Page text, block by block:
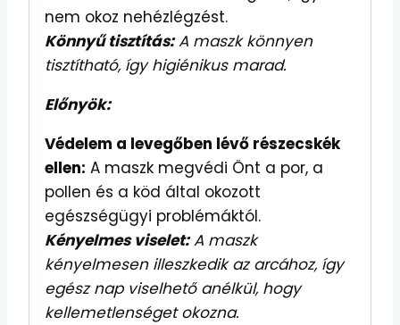
nem okoz nehézlégzést.
Könnyű tisztítás:A maszk könnyen
tisztítható, így higiénikus marad.
Előnyök:
Védelem a levegőben lévő részecskék
ellen: A maszk megvédi Önt a por, a
pollen és a köd által okozott
egészségügyi problémáktól.
Kényelmes viselet:A maszk
kényelmesen illeszkedik az arcához, így
egész nap viselhető anélkül, hogy
kellemetlenséget okozna.